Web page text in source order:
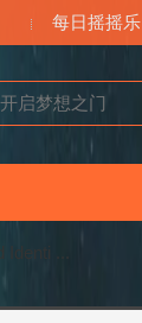
每日摇摇乐
...